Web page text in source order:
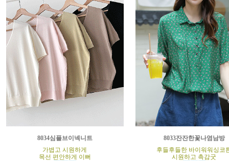
8034심플브이넥니트
가볍고 시원하게
목선 편안하게 이뻐
8033잔잔한꽃나염남방
후들후들한 바이워워싱코
시원하고 촉감굿